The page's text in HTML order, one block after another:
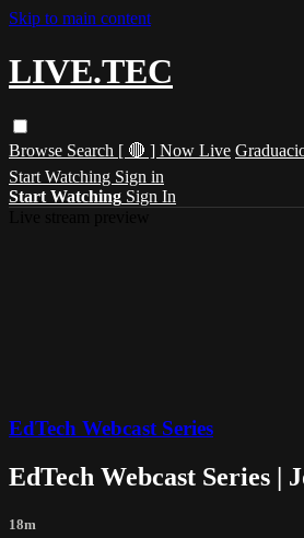
Skip to main content
LIVE.TEC
Browse Search [ 🔴 ] Now Live
Start Watching Sign in
Start Watching Sign In
EdTech Webcast Series
EdTech Webcast Series |
18m